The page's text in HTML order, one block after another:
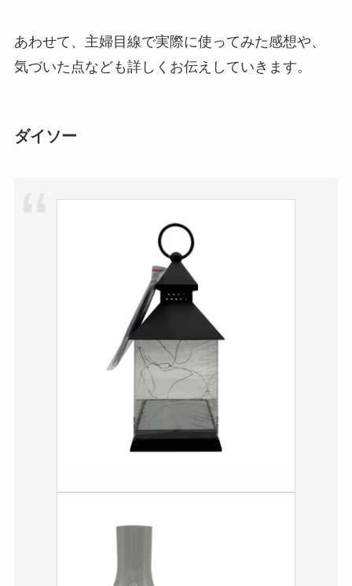
【100均】ダイソー/
セリア等でカトラリ
ー収納ポーチは買え
る？選び方＆活用
法！
あわせて、主婦目線で実際に使ってみた感想や、
気づいた点なども詳しくお伝えしていきます。
ダイソー